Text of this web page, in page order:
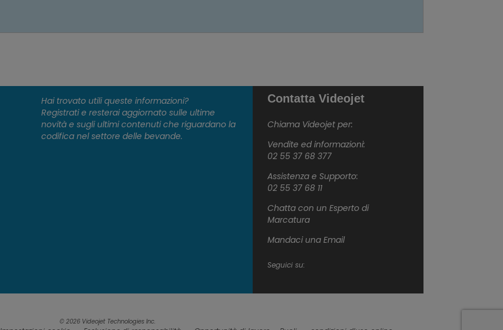
Hai trovato utili queste informazioni?
Registrati e resterai aggiornato sulle ultime
novità e sugli ultimi contenuti che riguardano la
codifica nel settore delle bevande.
Contatta Videojet
Chiama Videojet per:
Vendite ed informazioni:
02 55 37 68 377
Assistenza e Supporto:
02 55 37 68 11
Chatta con un Esperto di
Marcatura
Mandaci una Email
Seguici su:
© 2026 Videojet Technologies Inc.